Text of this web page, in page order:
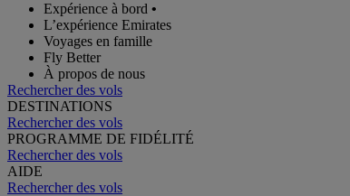
Expérience à bord •
L’expérience Emirates
Voyages en famille
Fly Better
À propos de nous
Rechercher des vols
DESTINATIONS
Rechercher des vols
PROGRAMME DE FIDÉLITÉ
Rechercher des vols
AIDE
Rechercher des vols